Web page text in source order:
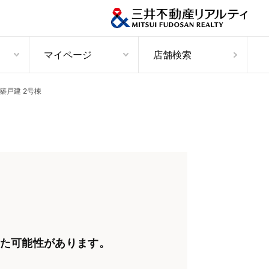
マイページ 店舗検索
戸建 2号棟
可能性があります。